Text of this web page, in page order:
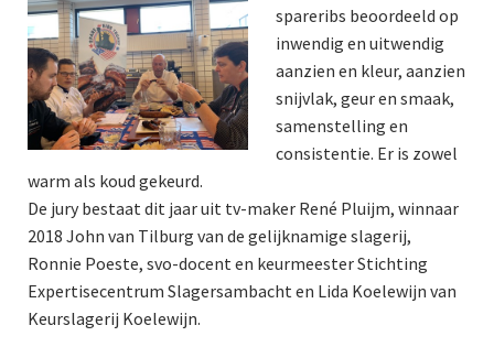
spareribs beoordeeld op
inwendig en uitwendig
aanzien en kleur, aanzien
snijvlak, geur en smaak,
samenstelling en
consistentie. Er is zowel
warm als koud gekeurd.
De jury bestaat dit jaar uit tv-maker René Pluijm, winnaar
2018 John van Tilburg van de gelijknamige slagerij,
Ronnie Poeste, svo-docent en keurmeester Stichting
Expertisecentrum Slagersambacht en Lida Koelewijn van
Keurslagerij Koelewijn.